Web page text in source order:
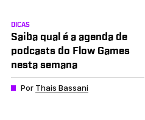
DICAS
Saiba qual é a agenda de
podcasts do Flow Games
nesta semana
Por Thais Bassani